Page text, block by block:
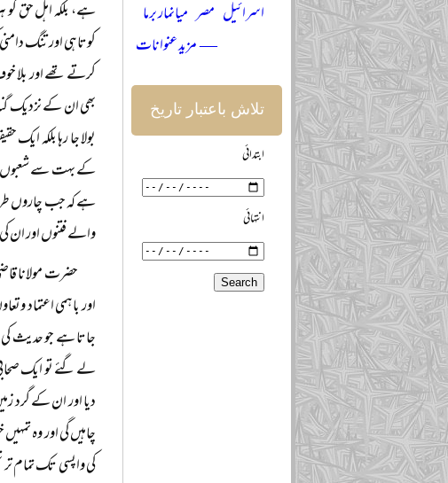
ہے، بلکہ اہل حق
کوتاہی اور تنگ
کرتے تھے اور بلا
بھی ان کے نزدیک
بولا جا رہا بلکہ
کے بہت سے شعبوں
ہے کہ جب چاروں
والے فتنوں اور ان
حضرت مولانا
اور باہمی اعتماد
جاتا ہے جو حدیث
لے گئے تو ایک
دیا اور ان کے گرد
چاہیں گی اور وہ
کی واپسی تک تمام
اسرائیل مصر میانمار برما
— مزید عنوانات
تلاش باعتبار تاریخ
ابتدائی
انتہائی